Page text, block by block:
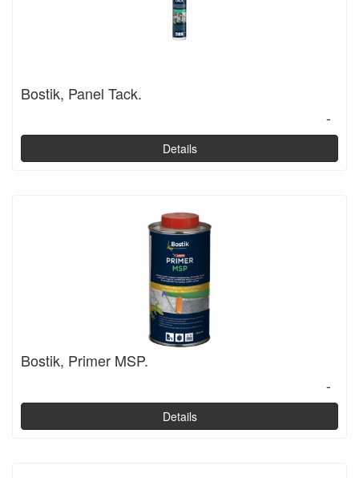
Bostik, Panel Tack.
-
Details
Bostik, Primer MSP.
-
Details